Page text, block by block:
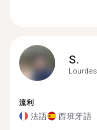
S.
Lourdes
流利
法語 西班牙語